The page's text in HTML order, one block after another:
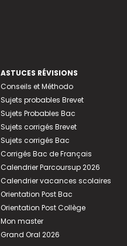
ASTUCES RÉVISIONS
Conseils et Méthodo
Sujets probables Brevet
Sujets Probables Bac
Sujets corrigés Brevet
Sujets corrigés Bac
Corrigés Bac de Français
Calendrier Parcoursup 2026
Calendrier vacances scolaires
Orientation Post Bac
Orientation Post Collège
Mon master
Grand Oral 2026